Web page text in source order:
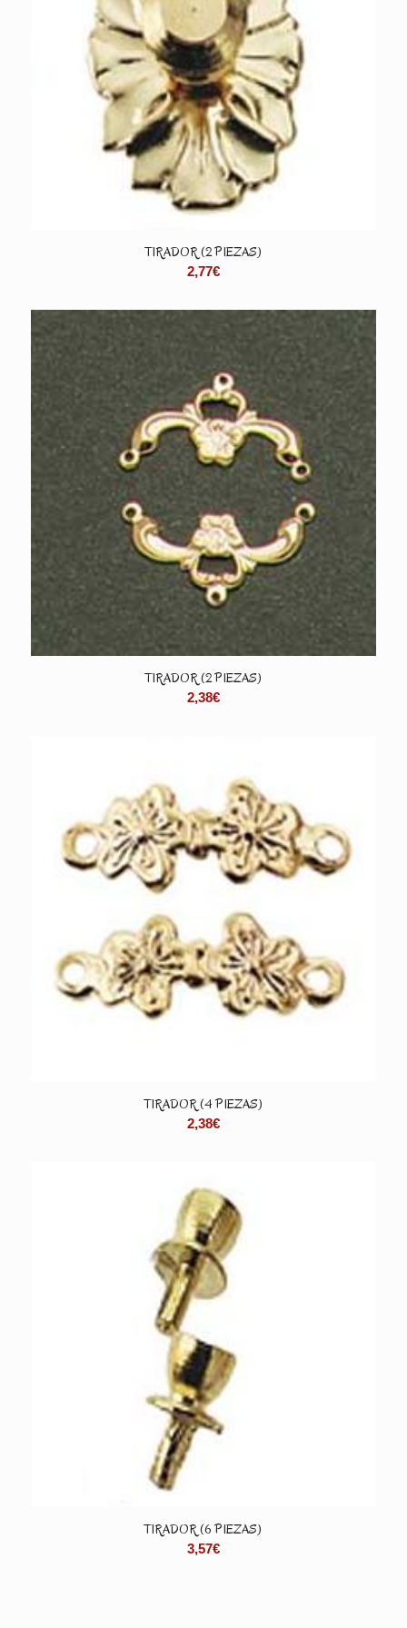
TIRADOR (2 PIEZAS)
2,77€
TIRADOR (2 PIEZAS)
2,38€
TIRADOR (4 PIEZAS)
2,38€
TIRADOR (6 PIEZAS)
3,57€